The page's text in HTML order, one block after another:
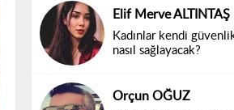
Elif Merve ALTINTAŞ
Kadınlar kendi
nasıl sağlayacak?
Orçun OĞUZ